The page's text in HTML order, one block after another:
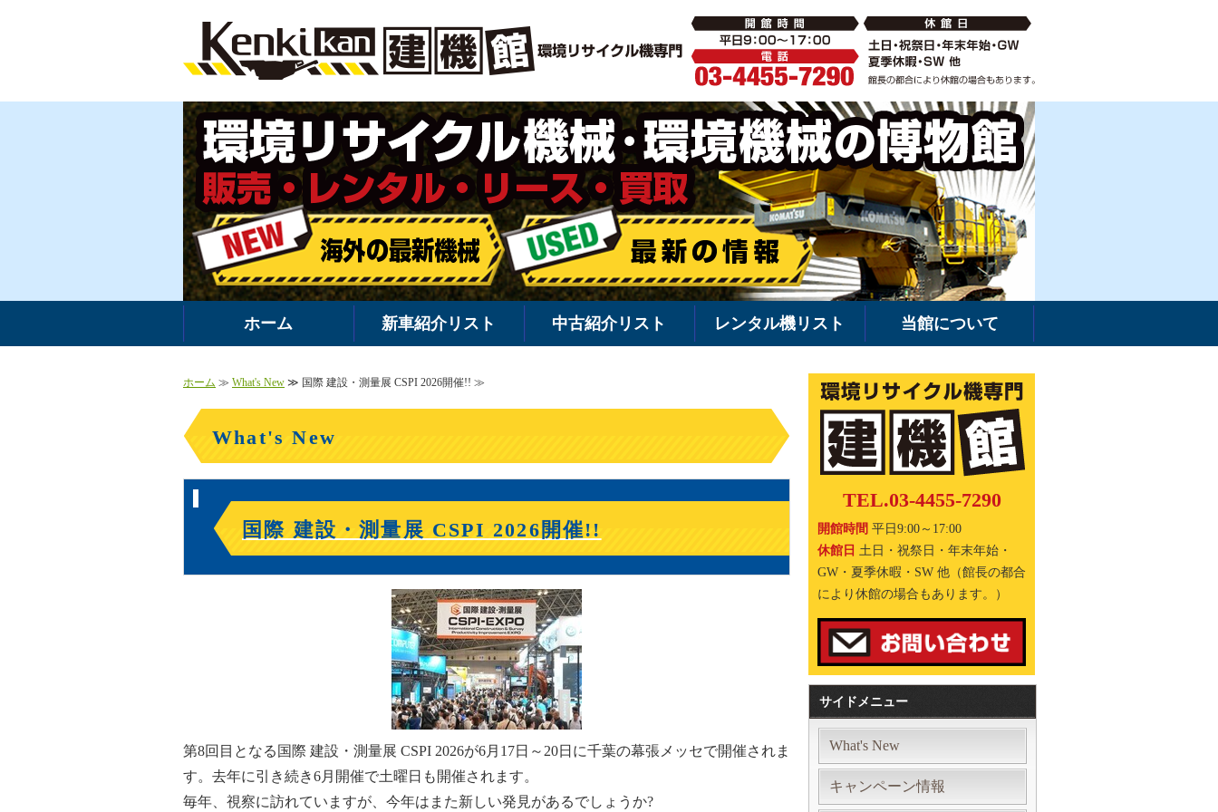
ホーム 新車紹介リスト 中古紹介リスト レンタル機リスト 当館について
ホーム ≫ What's New ≫ 国際 建設・測量展 CSPI 2026開催!! ≫
What's New
国際 建設・測量展 CSPI 2026開催!!
第8回目となる国際 建設・測量展 CSPI 2026が6月17日～20日に千葉の幕張メッセで開催されま
す。去年に引き続き6月開催で土曜日も開催されます。
毎年、視察に訪れていますが、今年はまた新しい発見があるでしょうか?
TEL.03-4455-7290
開館時間 平日9:00～17:00
休館日 土日・祝祭日・年末年始・
GW・夏季休暇・SW 他（館長の都合
により休館の場合もあります。）
サイドメニュー
What's New
キャンペーン情報